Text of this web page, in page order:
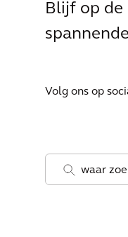
Blijf op de
Volg ons op